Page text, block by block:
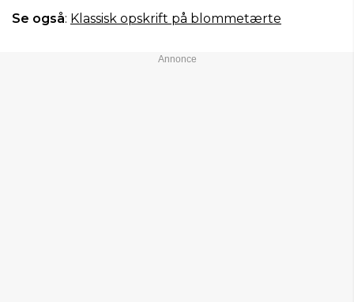
Se også: Klassisk opskrift på blommetærte